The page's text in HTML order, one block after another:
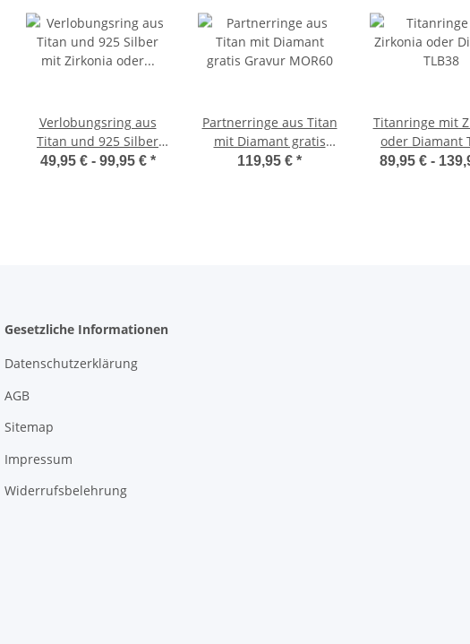
Verlobungsring aus
Titan und 925 Silber
mit Zirkonia oder
49,95 € - 99,95 € *
Partnerringe aus Titan
mit Diamant gratis
Gravur MOR60
119,95 € *
Titanringe mit
oder Diamant
89,95 € -
Gesetzliche Informationen
Datenschutzerklärung
AGB
Sitemap
Impressum
Widerrufsbelehrung